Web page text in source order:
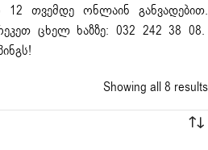
12 თვემდე ონლაინ განვადებით.
ცხელ ხაზზე: 032 242 38 08.
Showing all 8 results